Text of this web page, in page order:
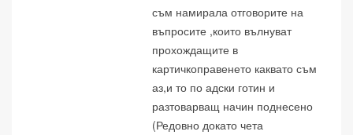
съм намирала отговорите на
въпросите ,които вълнуват
прохождащите в
картичкоправенето каквато съм
аз,и то по адски готин и
разтоварващ начин поднесено
(Редовно докато чета